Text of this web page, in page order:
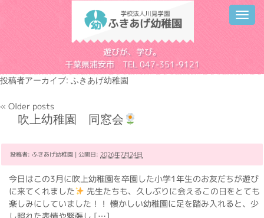
遊びが、学び。
千葉県浦安市 TEL 047-351-9121
投稿者アーカイブ: ふきあげ幼稚園
« Older posts
吹上幼稚園 同窓会
投稿者: ふきあげ幼稚園 | 公開日: 2026年7月24日
今日はこの3月に吹上幼稚園を卒園した小学1年生のお友だちが遊び
に来てくれました
先生たちも、久しぶりに会えるこの日をとても
楽しみにしていました！！ 懐かしい幼稚園に足を踏み入れると、少